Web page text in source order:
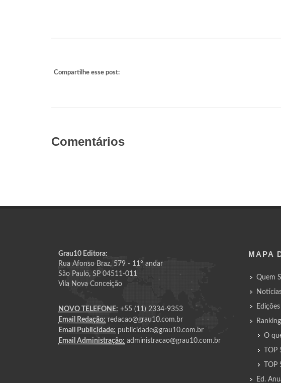
Compartilhe esse post:
Comentários
Grau10 Editora:
Rua Afonso Braz, 579 - 11º andar
São Paulo, SP 04511-011
Vila Nova Conceição
NOVO TELEFONE: +55 (11) 2334-9353
Email Redação: redacao@grau10.com.br
Email Publicidade: publicidade@grau10.com.br
Email Administração: administracao@grau10.com.br
MAPA
Quem
Ranking
O
Ed.